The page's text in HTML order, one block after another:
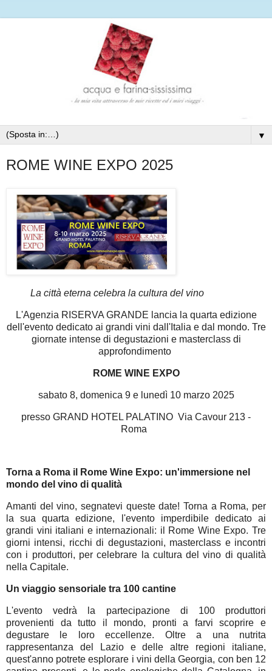
▼
ROME WINE EXPO 2025
La città eterna celebra la cultura del vino
L'Agenzia RISERVA GRANDE lancia la quarta edizione
dell'evento dedicato ai grandi vini dall'Italia e dal mondo. Tre
giornate intense di degustazioni e masterclass di
approfondimento
ROME WINE EXPO
sabato 8, domenica 9 e lunedì 10 marzo 2025
presso GRAND HOTEL PALATINO Via Cavour 213 -
Roma
Torna a Roma il Rome Wine Expo: un'immersione nel
mondo del vino di qualità
Amanti del vino, segnatevi queste date! Torna a Roma, per
la sua quarta edizione, l'evento imperdibile dedicato ai
grandi vini italiani e internazionali: il Rome Wine Expo. Tre
giorni intensi, ricchi di degustazioni, masterclass e incontri
con i produttori, per celebrare la cultura del vino di qualità
nella Capitale.
Un viaggio sensoriale tra 100 cantine
L'evento vedrà la partecipazione di 100 produttori
provenienti da tutto il mondo, pronti a farvi scoprire e
degustare le loro eccellenze. Oltre a una nutrita
rappresentanza del Lazio e delle altre regioni italiane,
quest'anno potrete esplorare i vini della Georgia, con ben 12